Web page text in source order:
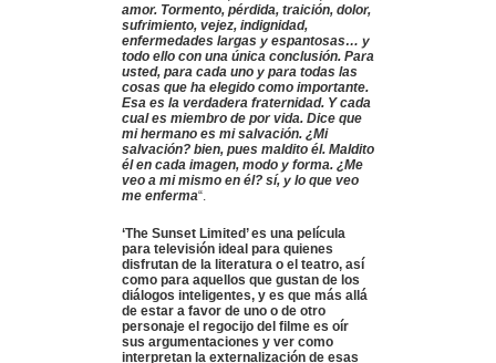
amor. Tormento, pérdida, traición, dolor,
sufrimiento, vejez, indignidad,
enfermedades largas y espantosas… y
todo ello con una única conclusión. Para
usted, para cada uno y para todas las
cosas que ha elegido como importante.
Esa es la verdadera fraternidad. Y cada
cual es miembro de por vida. Dice que
mi hermano es mi salvación. ¿Mi
salvación? bien, pues maldito él. Maldito
él en cada imagen, modo y forma. ¿Me
veo a mi mismo en él? sí, y lo que veo
me enferma“.
‘The Sunset Limited’ es una película
para televisión ideal para quienes
disfrutan de la literatura o el teatro, así
como para aquellos que gustan de los
diálogos inteligentes, y es que más allá
de estar a favor de uno o de otro
personaje el regocijo del filme es oír
sus argumentaciones y ver como
interpretan la externalización de esas